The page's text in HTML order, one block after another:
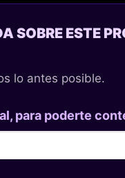
SOBRE ESTE
lo antes posible.
para poderte